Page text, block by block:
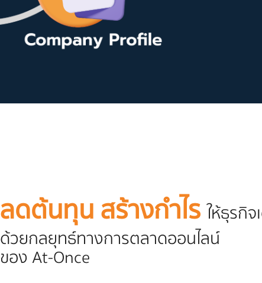
ลดต้นทุน สร้างกำไรให้ธุรกิจ
ด้วยกลยุทธ์ทางการตลาดออนไลน์
ของ At-Once